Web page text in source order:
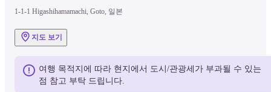
1-1-1 Higashihamamachi, Goto, 일본
지도 보기
여행 목적지에 따라 현지에서 도시/관광세가 부과될 수 있는
점 참고 부탁 드립니다.